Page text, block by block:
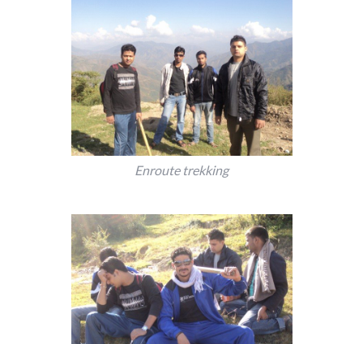
Enroute trekking